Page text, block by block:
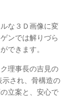
な３Ｄ画像に変
ンでは解りづら
できます。
理事長の吉見の
示され、骨構造の
立案と、安心で